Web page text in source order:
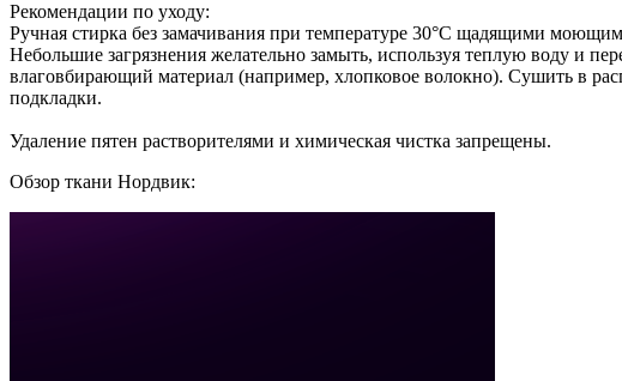
Рекомендации по уходу:
Ручная стирка без замачивания при температуре 30°С щадящими
Небольшие загрязнения желательно замыть, используя теплую воду и
влаговбирающий материал (например, хлопковое волокно). Сушить в
подкладки.
Удаление пятен растворителями и химическая чистка запрещены.
Обзор ткани Нордвик: